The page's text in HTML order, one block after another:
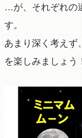
…が、それぞれの
す。
あまり深く考えず
を楽しみましょう